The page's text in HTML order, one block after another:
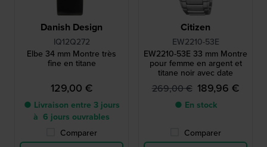
Danish Design
IQ12Q272
Elbe 34 mm Montre très
fine en titane
129,00 €
● Livraison entre 3 jours
à 6 jours ouvrables
Comparer
Citizen
EW2210-53E
EW2210-53E 33 mm Montre
pour femme en argent et
titane noir avec date
269,00 € 189,96 €
● En stock
Comparer